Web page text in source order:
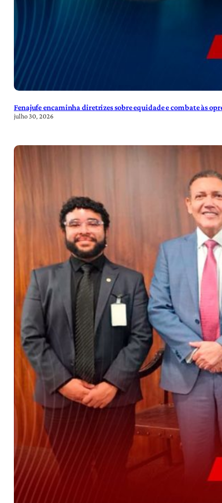
Fenajufe encaminha diretrizes sobre equidade e combate às
julho 30, 2026